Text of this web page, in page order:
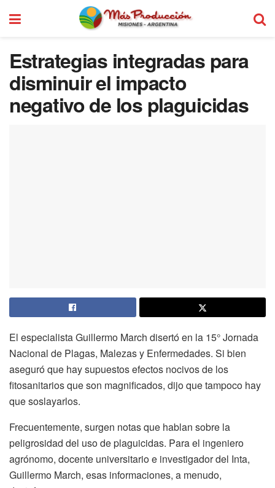
Estrategias integradas para
disminuir el impacto
negativo de los plaguicidas
El especialista Guillermo March disertó en la 15° Jornada
Nacional de Plagas, Malezas y Enfermedades. Si bien
aseguró que hay supuestos efectos nocivos de los
fitosanitarios que son magnificados, dijo que tampoco hay
que soslayarlos.
Frecuentemente, surgen notas que hablan sobre la
peligrosidad del uso de plaguicidas. Para el ingeniero
agrónomo, docente universitario e investigador del Inta,
Guillermo March, esas informaciones, a menudo,